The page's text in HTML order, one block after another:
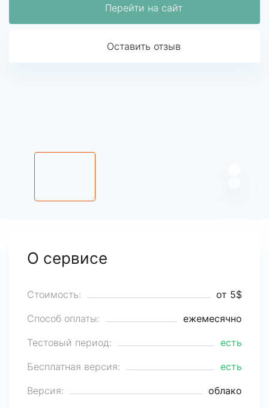
Перейти на сайт
Оставить отзыв
О сервисе
Стоимость:
от 5$
Способ оплаты:
ежемесячно
Тестовый период:
есть
Бесплатная версия:
есть
Версия:
облако